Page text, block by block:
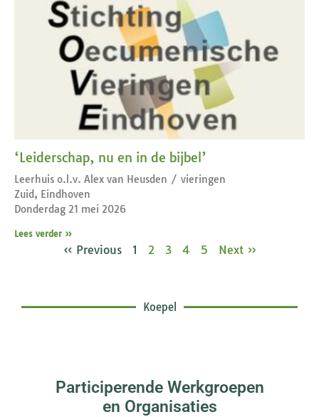
‘Leiderschap, nu en in de bijbel’
Leerhuis o.l.v. Alex van Heusden / vieringen
Zuid, Eindhoven
Donderdag 21 mei 2026
Lees verder »
« Previous 1 2 3 4 5 Next »
Koepel
Participerende Werkgroepen
en Organisaties